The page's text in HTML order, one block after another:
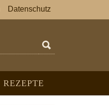
REZEPTE
Datenschutz